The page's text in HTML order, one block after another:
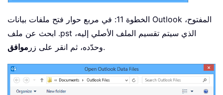
الخطوة 11: في مربع حوار فتح ملفات بيانات Outlook المفتوح،
ابحث عن ملف .pst الذي سيتم تقسيم الملف الأصلي إليه،
وحدّده، ثم انقر على زر موافق .